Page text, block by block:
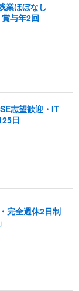
業ほぼなし
与年2回
志望歓迎・IT
日
完全週休2日制